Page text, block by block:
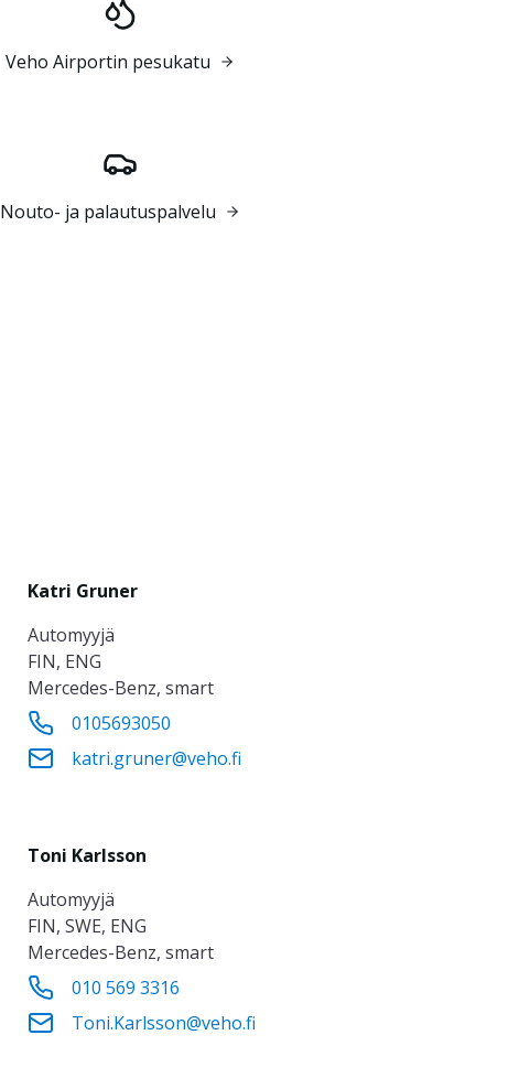
Veho Airportin pesukatu
Nouto- ja palautuspalvelu
Katri Gruner
automyyjä
FIN, ENG
Mercedes-Benz, smart
0105693050
katri.gruner@veho.fi
Toni Karlsson
automyyjä
FIN, SWE, ENG
Mercedes-Benz, smart
010 569 3316
Toni.Karlsson@veho.fi